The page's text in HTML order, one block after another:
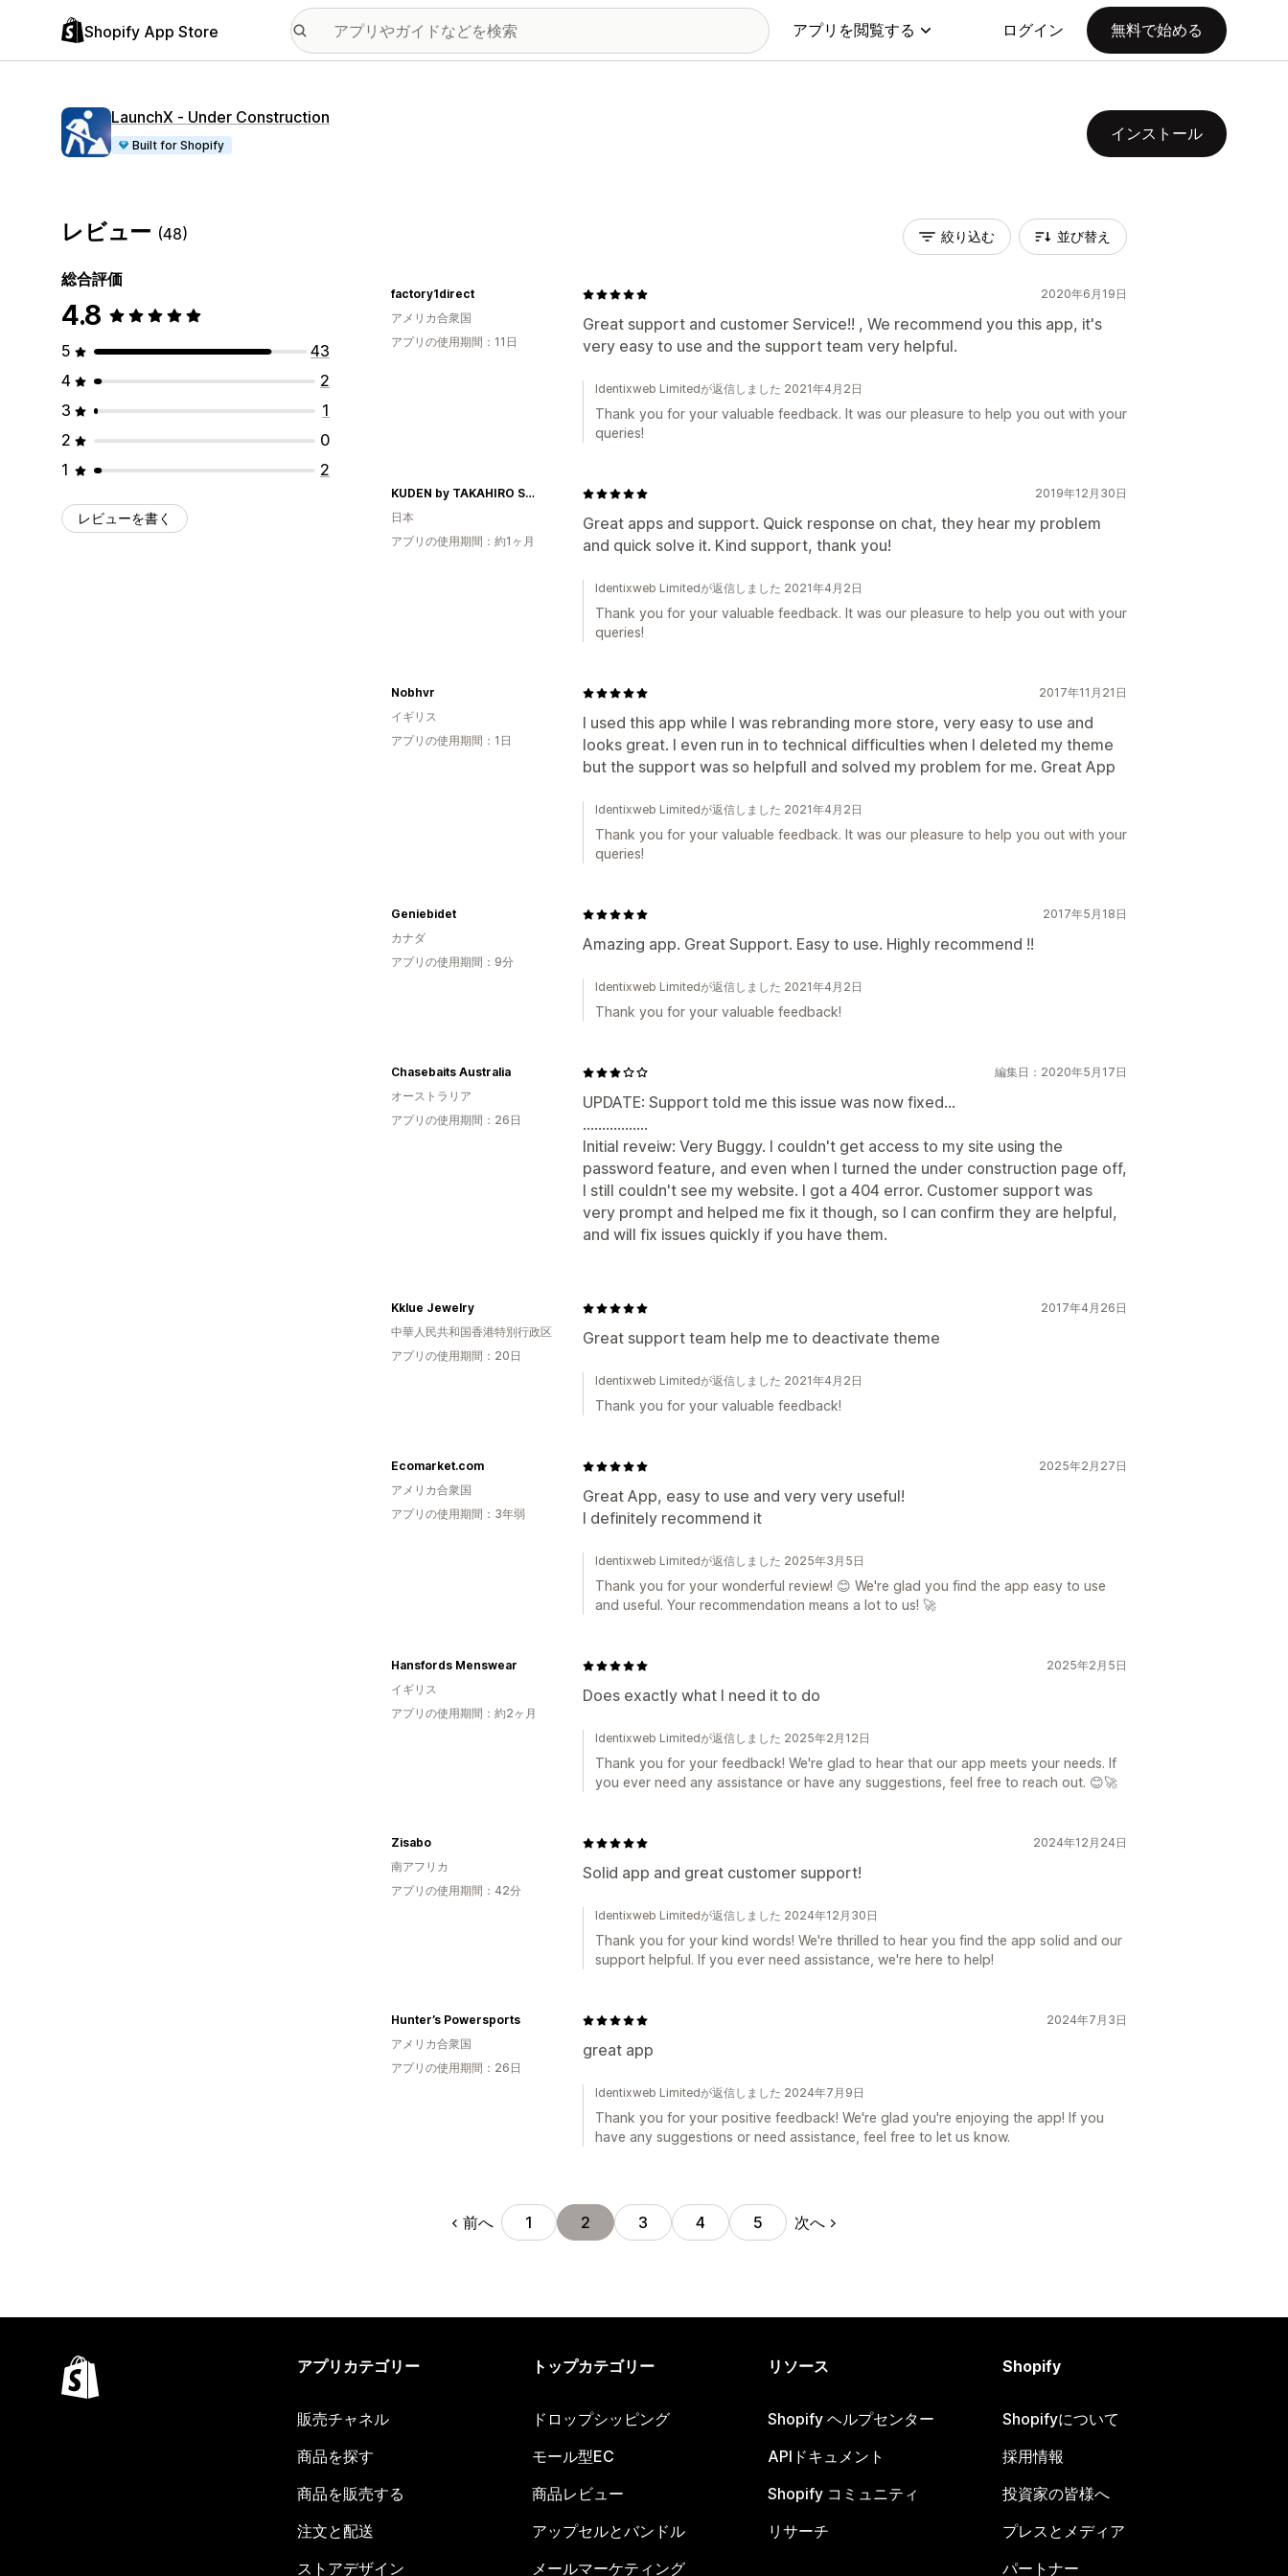
Shopify App Store アプリを閲覧する ログイン 無料で始める
LaunchX ‑ Under Construction
Built for Shopify
インストール
レビュー (48)
総合評価
4.8
5
43
4
2
3
1
2
0
1
2
レビューを書く
絞り込む 並び替え
2020年6月19日
Great support and customer Service!! , We recommend you this app, it's
very easy to use and the support team very helpful.
factory1direct
アメリカ合衆国
アプリの使用期間：11日
Identixweb Limitedが返信しました 2021年4月2日
Thank you for your valuable feedback. It was our pleasure to help you out with your
queries!
2019年12月30日
Great apps and support. Quick response on chat, they hear my problem
and quick solve it. Kind support, thank you!
KUDEN by TAKAHIRO SATO
日本
アプリの使用期間：約1ヶ月
Identixweb Limitedが返信しました 2021年4月2日
Thank you for your valuable feedback. It was our pleasure to help you out with your
queries!
2017年11月21日
I used this app while I was rebranding more store, very easy to use and
looks great. I even run in to technical difficulties when I deleted my theme
but the support was so helpfull and solved my problem for me. Great App
Nobhvr
イギリス
アプリの使用期間：1日
Identixweb Limitedが返信しました 2021年4月2日
Thank you for your valuable feedback. It was our pleasure to help you out with your
queries!
2017年5月18日
Amazing app. Great Support. Easy to use. Highly recommend !!
Geniebidet
カナダ
アプリの使用期間：9分
Identixweb Limitedが返信しました 2021年4月2日
Thank you for your valuable feedback!
編集日：2020年5月17日
UPDATE: Support told me this issue was now fixed...
.................
Initial reveiw: Very Buggy. I couldn't get access to my site using the
password feature, and even when I turned the under construction page off,
I still couldn't see my website. I got a 404 error. Customer support was
very prompt and helped me fix it though, so I can confirm they are helpful,
and will fix issues quickly if you have them.
Chasebaits Australia
オーストラリア
アプリの使用期間：26日
2017年4月26日
Great support team help me to deactivate theme
Kklue Jewelry
中華人民共和国香港特別行政区
アプリの使用期間：20日
Identixweb Limitedが返信しました 2021年4月2日
Thank you for your valuable feedback!
2025年2月27日
Great App, easy to use and very very useful!
I definitely recommend it
Ecomarket.com
アメリカ合衆国
アプリの使用期間：3年弱
Identixweb Limitedが返信しました 2025年3月5日
Thank you for your wonderful review! 😊 We're glad you find the app easy to use
and useful. Your recommendation means a lot to us! 🚀
2025年2月5日
Does exactly what I need it to do
Hansfords Menswear
イギリス
アプリの使用期間：約2ヶ月
Identixweb Limitedが返信しました 2025年2月12日
Thank you for your feedback! We're glad to hear that our app meets your needs. If
you ever need any assistance or have any suggestions, feel free to reach out. 😊🚀
2024年12月24日
Solid app and great customer support!
Zisabo
南アフリカ
アプリの使用期間：42分
Identixweb Limitedが返信しました 2024年12月30日
Thank you for your kind words! We're thrilled to hear you find the app solid and our
support helpful. If you ever need assistance, we're here to help!
2024年7月3日
great app
Hunter’s Powersports
アメリカ合衆国
アプリの使用期間：26日
Identixweb Limitedが返信しました 2024年7月9日
Thank you for your positive feedback! We're glad you're enjoying the app! If you
have any suggestions or need assistance, feel free to let us know.
前へ 1 2 3 4 5 次へ
アプリカテゴリー
販売チャネル
商品を探す
商品を販売する
注文と配送
ストアデザイン
トップカテゴリー
ドロップシッピング
モール型EC
商品レビュー
アップセルとバンドル
メールマーケティング
リソース
Shopify ヘルプセンター
APIドキュメント
Shopify コミュニティ
リサーチ
Shopify
Shopifyについて
採用情報
投資家の皆様へ
プレスとメディア
パートナー